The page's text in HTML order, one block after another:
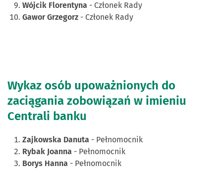
Wójcik Florentyna - Członek Rady
Gawor Grzegorz - Członek Rady
Wykaz osób upoważnionych do
zaciągania zobowiązań w imieniu
Centrali banku
Zajkowska Danuta - Pełnomocnik
Rybak Joanna - Pełnomocnik
Borys Hanna - Pełnomocnik